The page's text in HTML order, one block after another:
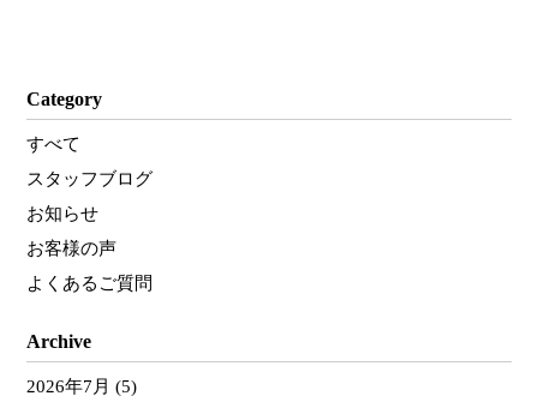
Category
すべて
スタッフブログ
お知らせ
お客様の声
よくあるご質問
Archive
2026年7月 (5)